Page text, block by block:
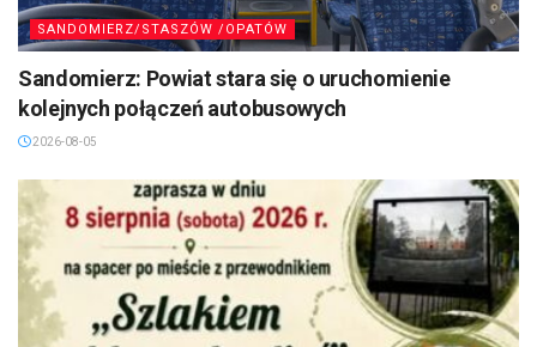
SANDOMIERZ/STASZÓW /OPATÓW
Sandomierz: Powiat stara się o uruchomienie
kolejnych połączeń autobusowych
2026-08-05